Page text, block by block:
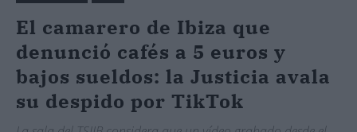
El camarero de Ibiza que
denunció cafés a 5 euros y
bajos sueldos: la Justicia avala
su despido por TikTok